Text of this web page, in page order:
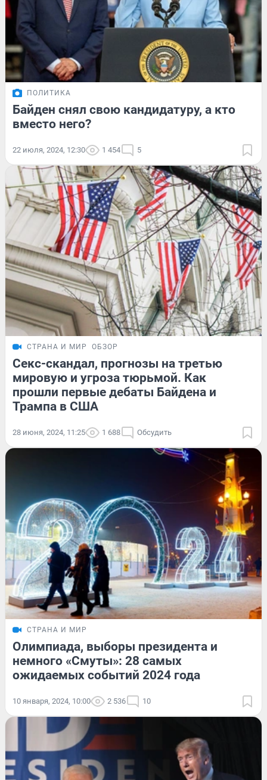
ПОЛИТИКА
Байден снял свою кандидатуру, а кто
вместо него?
22 июля, 2024, 12:30 1 454 5
СТРАНА И МИР ОБЗОР
Секс-скандал, прогнозы на третью
мировую и угроза тюрьмой. Как
прошли первые дебаты Байдена и
Трампа в США
28 июня, 2024, 11:25 1 688 Обсудить
СТРАНА И МИР
Олимпиада, выборы президента и
немного «Смуты»: 28 самых
ожидаемых событий 2024 года
10 января, 2024, 10:00 2 536 10